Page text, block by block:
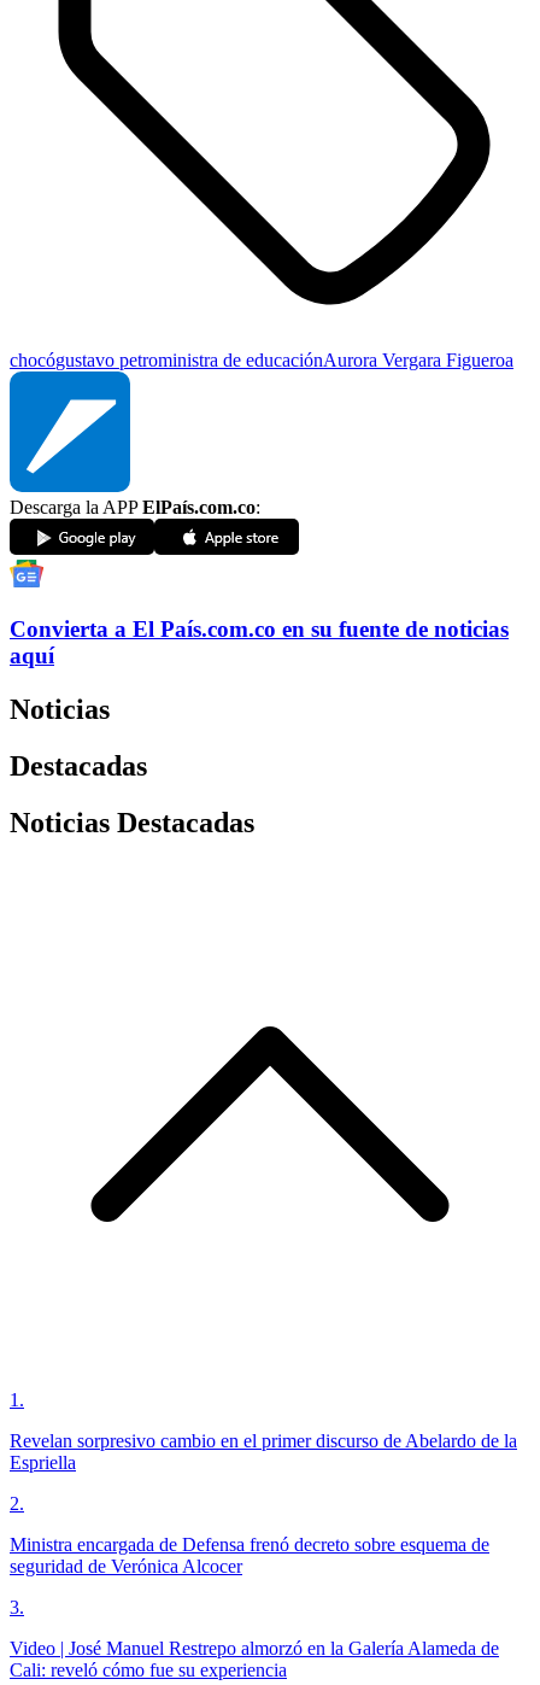
chocógustavo petroministra de educaciónAurora Vergara Figueroa
Descarga la APPElPaís.com.co:
Convierta a El País.com.co en su fuente de noticias
aquí
Noticias
Destacadas
Noticias Destacadas
1 .
Revelan sorpresivo cambio en el primer discurso de Abelardo de la
Espriella
2.
Ministra encargada de Defensa frenó decreto sobre esquema de
seguridad de Verónica Alcocer
3.
Video | José Manuel Restrepo almorzó en la Galería Alameda de
Cali: reveló cómo fue su experiencia